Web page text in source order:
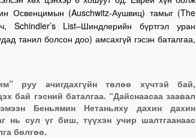
Освенцимын (Auschwitz-Аушвиц) тамыг (The
Schindler’s List–Шиндлерийн бүртгэл уран
танил болсон доо) амсахгүй гэсэн баталгаа,
руу ачигдахгүйн төлөө хүчтэй бай,
бай гэсний баталгаа. “Дайснаасаа заавал
Беньямин Нетаньяху дахин дахин
нь сул үг биш, түүхэн учир шалтгаанаас
бөлгөө.